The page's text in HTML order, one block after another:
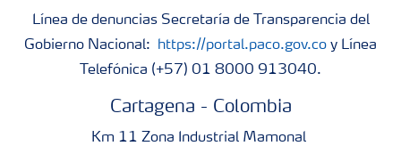
Línea de denuncias Secretaría de Transparencia del
Gobierno Nacional:
https://portal.paco.gov.co y Línea
Telefónica (+57) 01 8000 913040.
Cartagena - Colombia
Km 11 Zona Industrial Mamonal